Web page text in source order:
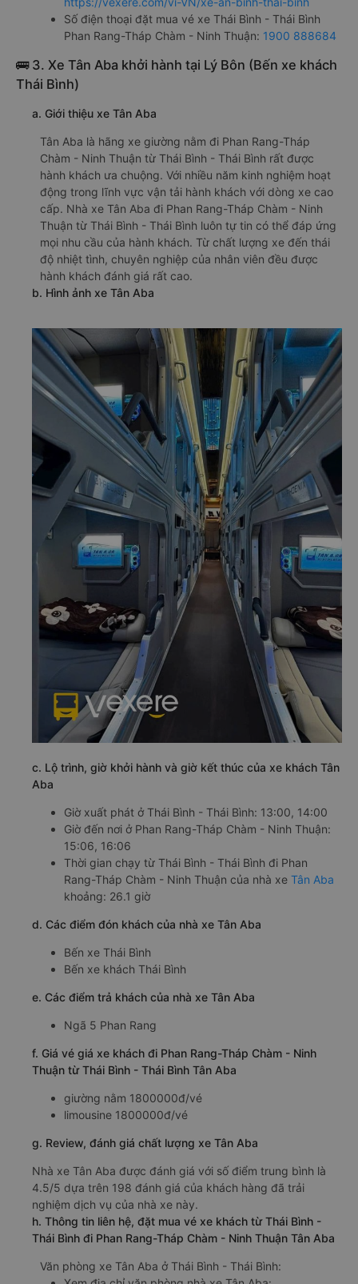
Số điện thoại đặt mua vé xe Thái Bình - Thái Bình
Phan Rang-Tháp Chàm - Ninh Thuận: 1900 888684
🚌 3. Xe Tân Aba khởi hành tại Lý Bôn (Bến xe khách
Thái Bình)
a. Giới thiệu xe Tân Aba
Tân Aba là hãng xe giường nằm đi Phan Rang-Tháp
Chàm - Ninh Thuận từ Thái Bình - Thái Bình rất được
hành khách ưa chuộng. Với nhiều năm kinh nghiệm hoạt
động trong lĩnh vực vận tải hành khách với dòng xe cao
cấp. Nhà xe Tân Aba đi Phan Rang-Tháp Chàm - Ninh
Thuận từ Thái Bình - Thái Bình luôn tự tin có thể đáp ứng
mọi nhu cầu của hành khách. Từ chất lượng xe đến thái
độ nhiệt tình, chuyên nghiệp của nhân viên đều được
hành khách đánh giá rất cao.
b. Hình ảnh xe Tân Aba
c. Lộ trình, giờ khởi hành và giờ kết thúc của xe khách Tân
Aba
Giờ xuất phát ở Thái Bình - Thái Bình: 13:00, 14:00
Giờ đến nơi ở Phan Rang-Tháp Chàm - Ninh Thuận:
15:06, 16:06
Thời gian chạy từ Thái Bình - Thái Bình đi Phan
Rang-Tháp Chàm - Ninh Thuận của nhà xe Tân Aba
khoảng: 26.1 giờ
d. Các điểm đón khách của nhà xe Tân Aba
Bến xe Thái Bình
Bến xe khách Thái Bình
e. Các điểm trả khách của nhà xe Tân Aba
Ngã 5 Phan Rang
f. Giá vé giá xe khách đi Phan Rang-Tháp Chàm - Ninh
Thuận từ Thái Bình - Thái Bình Tân Aba
giường nằm 1800000đ/vé
limousine 1800000đ/vé
g. Review, đánh giá chất lượng xe Tân Aba
Nhà xe Tân Aba được đánh giá với số điểm trung bình là
4.5/5 dựa trên 198 đánh giá của khách hàng đã trải
nghiệm dịch vụ của nhà xe này.
h. Thông tin liên hệ, đặt mua vé xe khách từ Thái Bình -
Thái Bình đi Phan Rang-Tháp Chàm - Ninh Thuận Tân Aba
Văn phòng xe Tân Aba ở Thái Bình - Thái Bình: